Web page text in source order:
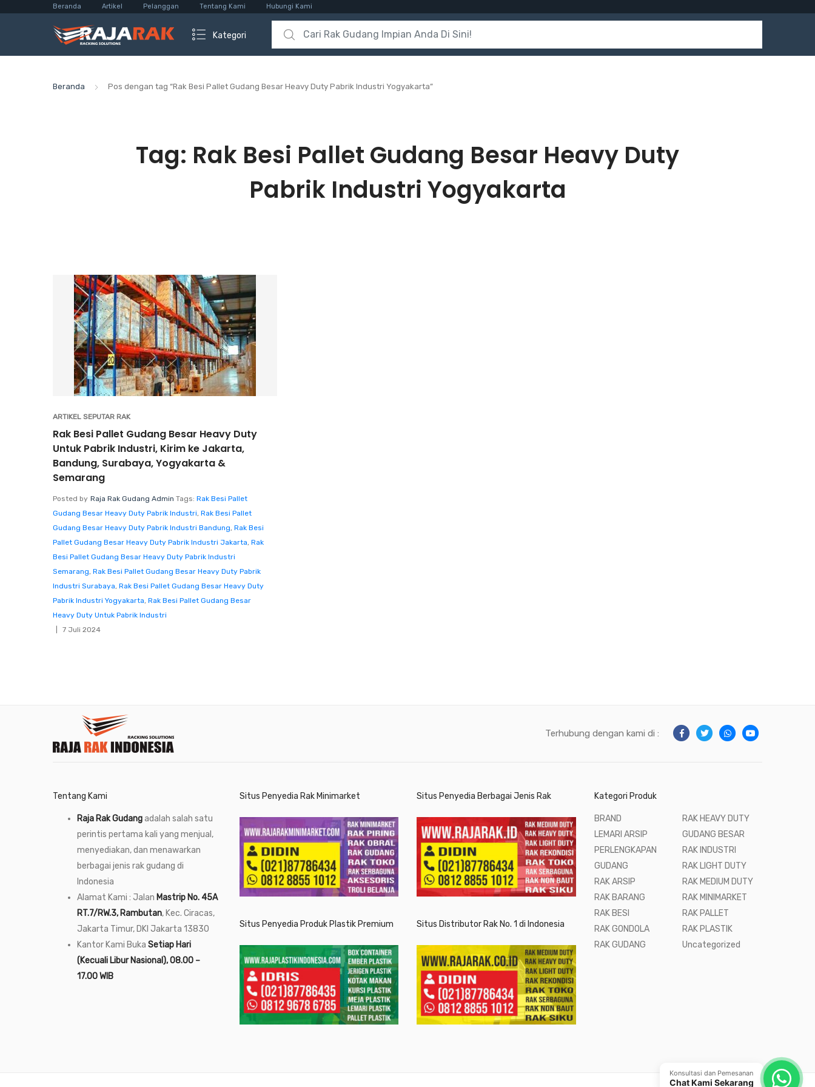
Beranda Artikel Pelanggan Tentang Kami Hubungi Kami
Kategori
Search for:
Beranda Pos dengan tag “Rak Besi Pallet Gudang Besar Heavy Duty Pabrik Industri Yogyakarta”
Tag: Rak Besi Pallet Gudang Besar Heavy Duty
Pabrik Industri Yogyakarta
ARTIKEL SEPUTAR RAK
Rak Besi Pallet Gudang Besar Heavy Duty
Untuk Pabrik Industri, Kirim ke Jakarta,
Bandung, Surabaya, Yogyakarta &
Semarang
Posted by Raja Rak Gudang Admin Tags: Rak Besi Pallet
Gudang Besar Heavy Duty Pabrik Industri, Rak Besi Pallet
Gudang Besar Heavy Duty Pabrik Industri Bandung, Rak Besi
Pallet Gudang Besar Heavy Duty Pabrik Industri Jakarta, Rak
Besi Pallet Gudang Besar Heavy Duty Pabrik Industri
Semarang, Rak Besi Pallet Gudang Besar Heavy Duty Pabrik
Industri Surabaya, Rak Besi Pallet Gudang Besar Heavy Duty
Pabrik Industri Yogyakarta, Rak Besi Pallet Gudang Besar
Heavy Duty Untuk Pabrik Industri
7 Juli 2024
Terhubung dengan kami di :
Tentang Kami
Raja Rak Gudangadalah salah satu
perintis pertama kali yang menjual,
menyediakan, dan menawarkan
berbagai jenis rak gudang di
Indonesia
Alamat Kami : Jalan Mastrip No. 45A
RT.7/RW.3, Rambutan, Kec. Ciracas,
Jakarta Timur, DKI Jakarta 13830
Kantor Kami Buka Setiap Hari
(Kecuali Libur Nasional), 08.00 –
17.00 WIB
Situs Penyedia Rak Minimarket
Situs Penyedia Produk Plastik Premium
Situs Penyedia Berbagai Jenis Rak
Situs Distributor Rak No. 1 di Indonesia
Kategori Produk
BRAND
LEMARI ARSIP
PERLENGKAPAN
GUDANG
RAK ARSIP
RAK BARANG
RAK BESI
RAK GONDOLA
RAK GUDANG
RAK HEAVY DUTY
GUDANG BESAR
RAK INDUSTRI
RAK LIGHT DUTY
RAK MEDIUM DUTY
RAK MINIMARKET
RAK PALLET
RAK PLASTIK
Uncategorized
Konsultasi dan Pemesanan
Chat Kami Sekarang